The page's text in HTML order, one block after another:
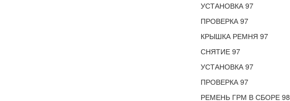
УСТАНОВКА 97
ПРОВЕРКА 97
КРЫШКА РЕМНЯ 97
СНЯТИЕ 97
УСТАНОВКА 97
ПРОВЕРКА 97
РЕМЕНЬ ГРМ В СБОРЕ 98